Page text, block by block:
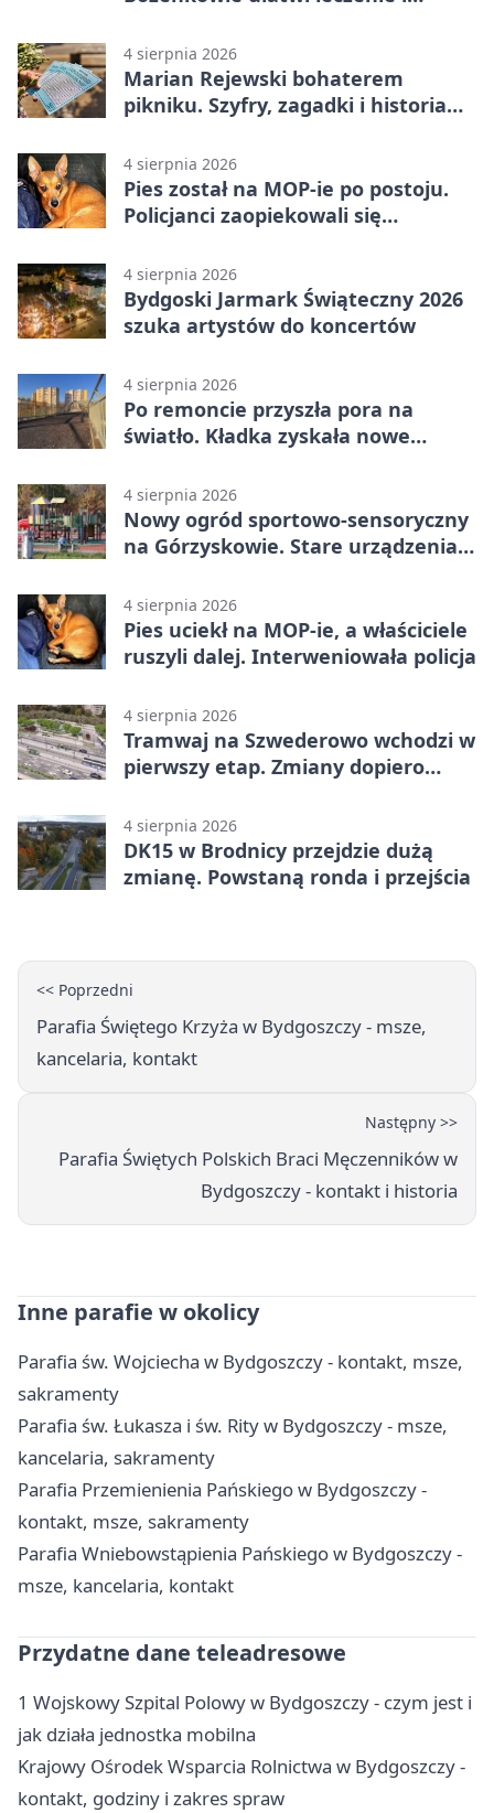
4 sierpnia 2026
Marian Rejewski bohaterem
pikniku. Szyfry, zagadki i historia
4 sierpnia 2026
Pies został na MOP-ie po postoju.
Policjanci zaopiekowali się
4 sierpnia 2026
Bydgoski Jarmark Świąteczny 2026
szuka artystów do koncertów
4 sierpnia 2026
Po remoncie przyszła pora na
światło. Kładka zyskała nowe
4 sierpnia 2026
Nowy ogród sportowo-sensoryczny
na Górzyskowie. Stare urządzenia
4 sierpnia 2026
Pies uciekł na MOP-ie, a właściciele
ruszyli dalej. Interweniowała policja
4 sierpnia 2026
Tramwaj na Szwederowo wchodzi w
pierwszy etap. Zmiany dopiero
4 sierpnia 2026
DK15 w Brodnicy przejdzie dużą
zmianę. Powstaną ronda i przejścia
<< Poprzedni
Parafia Świętego Krzyża w Bydgoszczy - msze,
kancelaria, kontakt
Następny >>
Parafia Świętych Polskich Braci Męczenników w
Bydgoszczy - kontakt i historia
Inne parafie w okolicy
Parafia św. Wojciecha w Bydgoszczy - kontakt, msze,
sakramenty
Parafia św. Łukasza i św. Rity w Bydgoszczy - msze,
kancelaria, sakramenty
Parafia Przemienienia Pańskiego w Bydgoszczy -
kontakt, msze, sakramenty
Parafia Wniebowstąpienia Pańskiego w Bydgoszczy -
msze, kancelaria, kontakt
Przydatne dane teleadresowe
1 Wojskowy Szpital Polowy w Bydgoszczy - czym jest i
jak działa jednostka mobilna
Krajowy Ośrodek Wsparcia Rolnictwa w Bydgoszczy -
kontakt, godziny i zakres spraw